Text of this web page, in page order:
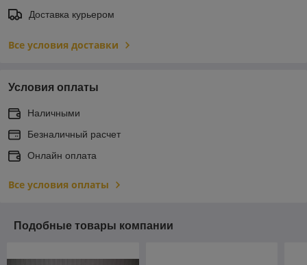
Доставка курьером
Все условия доставки
Условия оплаты
Наличными
Безналичный расчет
Онлайн оплата
Все условия оплаты
Подобные товары компании